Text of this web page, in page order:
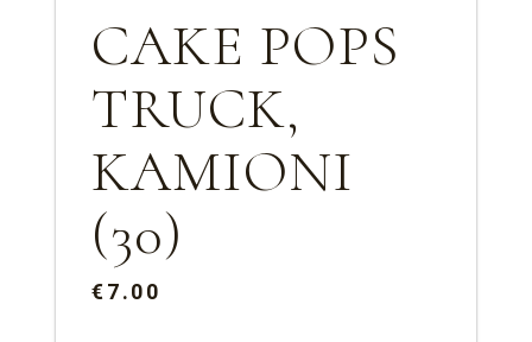
CAKE POPS
TRUCK,
KAMIONI
(30)
€7.00